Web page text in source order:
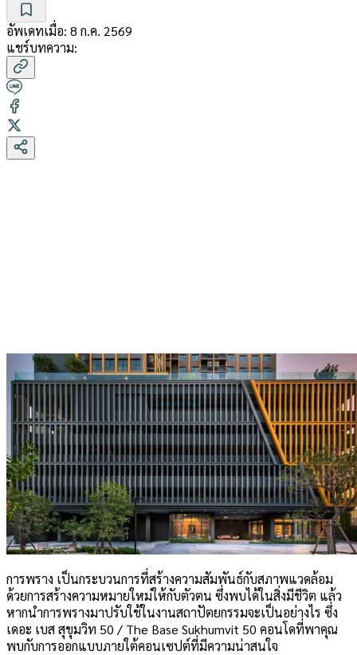
อัพเดทเมื่อ: 8 ก.ค. 2569
แชร์บทความ:
การพราง เป็นกระบวนการที่สร้างความสัมพันธ์กับสภาพแวดล้อม
ด้วยการสร้างความหมายใหม่ให้กับตัวตน ซึ่งพบได้ในสิ่งมีชีวิต แล้ว
หากนำการพรางมาปรับใช้ในงานสถาปัตยกรรมจะเป็นอย่างไร ซึ่ง
เดอะ เบส สุขุมวิท 50 / The Base Sukhumvit 50 คอนโดที่พาคุณ
พบกับการออกแบบภายใต้คอนเซปต์ที่มีความน่าสนใจ